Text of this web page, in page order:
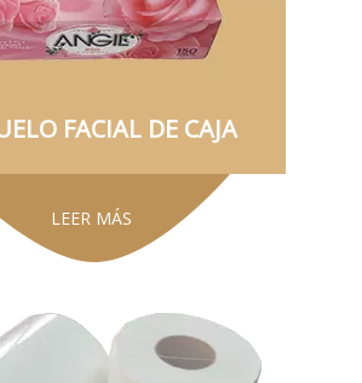
FACIAL DE CAJA
LEER MÁS